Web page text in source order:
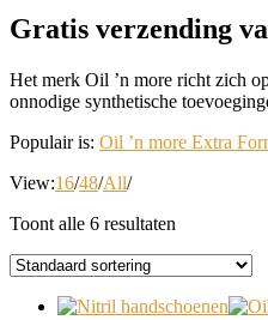
Gratis verzending
Het merk Oil ’n more richt zich
onnodige synthetische
Populair is: Oil ’n more Extra
View:16/48/All/
Toont alle 6 resultaten